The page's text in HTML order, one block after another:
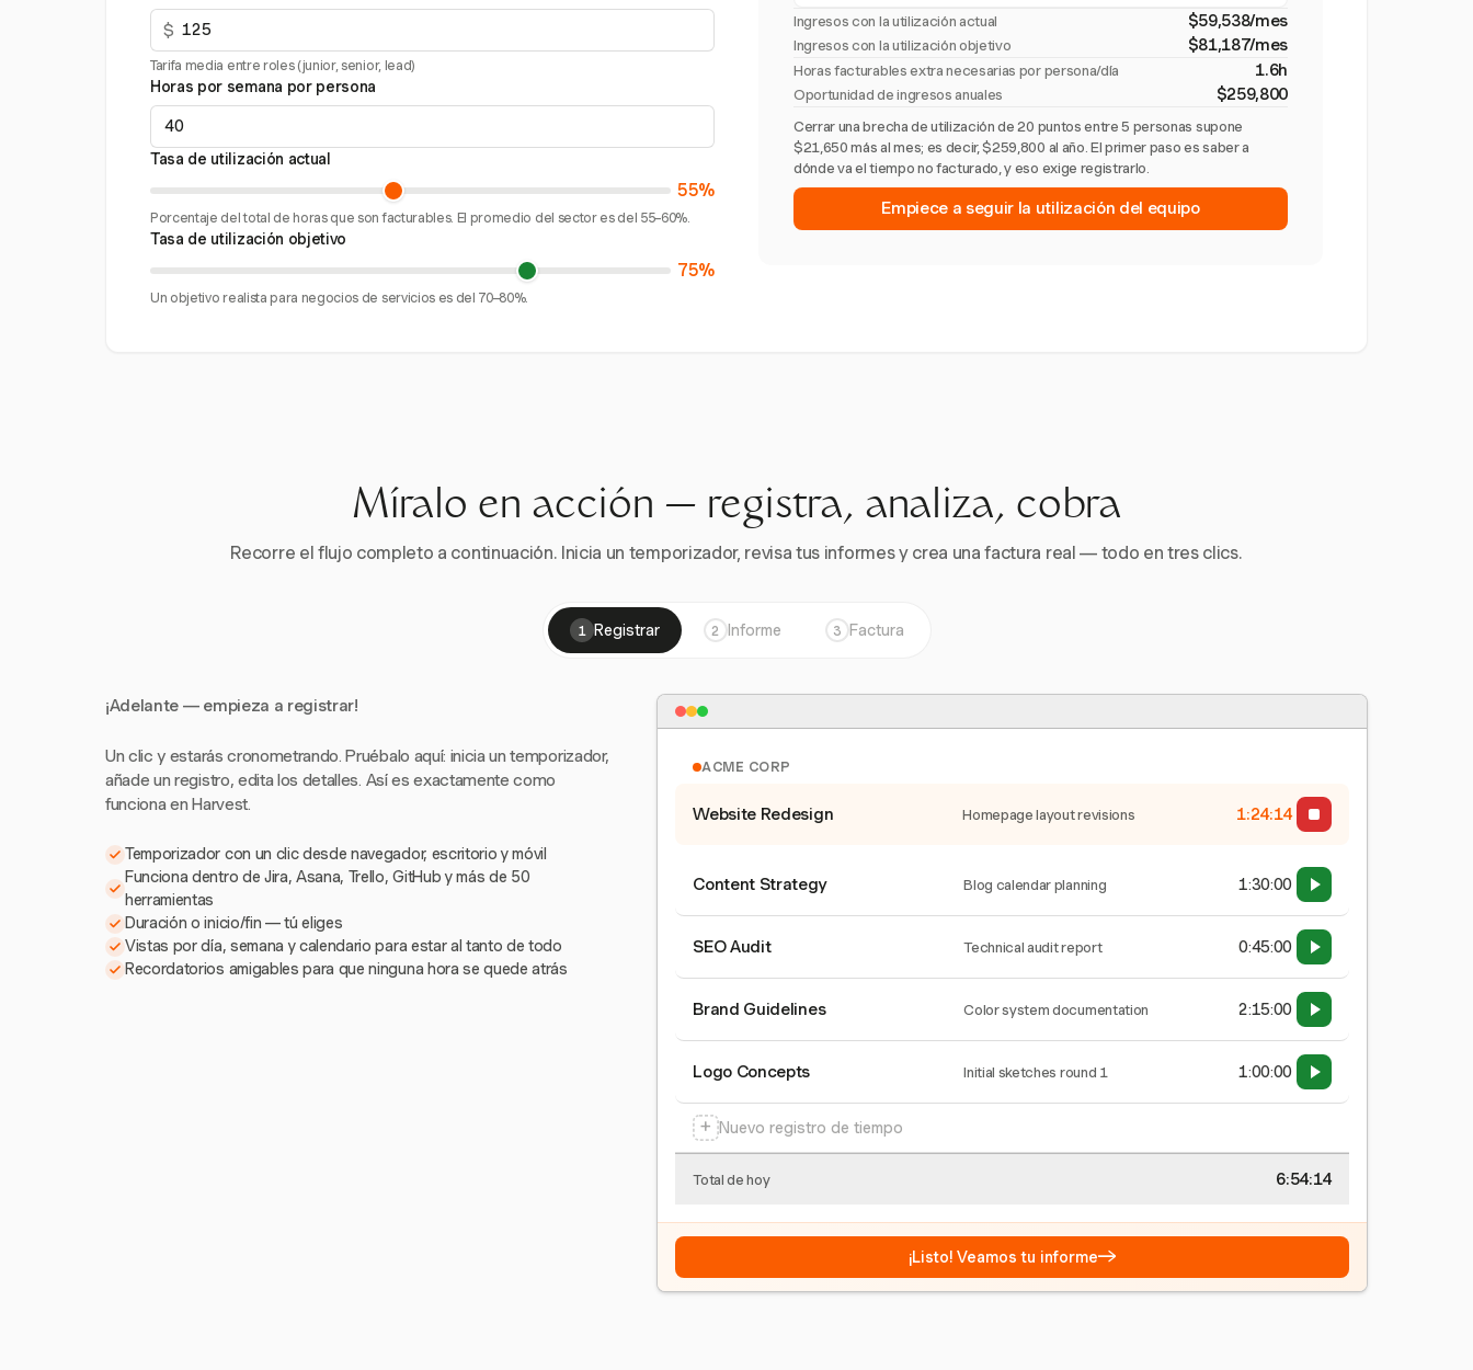
$
Tarifa media entre roles (junior, senior, lead)
Horas por semana por persona
Tasa de utilización actual
55%
Porcentaje del total de horas que son facturables. El promedio del sector es del 55–60%.
Tasa de utilización objetivo
75%
Un objetivo realista para negocios de servicios es del 70–80%.
Ingresos con la utilización actual $59,538/mes
Ingresos con la utilización objetivo $81,187/mes
Horas facturables extra necesarias por persona/día 1.6h
Oportunidad de ingresos anuales $259,800
Cerrar una brecha de utilización de 20 puntos entre 5 personas supone
$21,650 más al mes; es decir, $259,800 al año. El primer paso es saber a
dónde va el tiempo no facturado, y eso exige registrarlo.
Empiece a seguir la utilización del equipo
Míralo en acción — registra, analiza, cobra
Recorre el flujo completo a continuación. Inicia un temporizador, revisa tus informes y crea una factura real — todo en tres clics.
1 Registrar 2 Informe 3 Factura
¡Adelante — empieza a registrar!
Un clic y estarás cronometrando. Pruébalo aquí: inicia un temporizador,
añade un registro, edita los detalles. Así es exactamente como
funciona en Harvest.
Temporizador con un clic desde navegador, escritorio y móvil
Funciona dentro de Jira, Asana, Trello, GitHub y más de 50
herramientas
Duración o inicio/fin — tú eliges
Vistas por día, semana y calendario para estar al tanto de todo
Recordatorios amigables para que ninguna hora se quede atrás
ACME CORP
Website Redesign Homepage layout revisions 1:24:15
Content Strategy Blog calendar planning 1:30:00
SEO Audit Technical audit report 0:45:00
Brand Guidelines Color system documentation 2:15:00
Logo Concepts Initial sketches round 1 1:00:00
+ Nuevo registro de tiempo
Total de hoy 6:54:15
¡Listo! Veamos tu informe→